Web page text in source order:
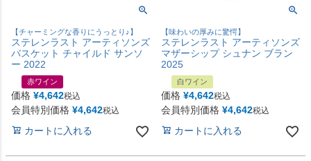
【チャーミングな香りにうっとり♪】
ステレンラスト アーティソンズ
バスケット チャイルド サンソ
ー 2022
赤ワイン
価格 ¥4,642税込
会員特別価格 ¥4,642税込
カートに入れる
【味わいの厚みに驚愕】
ステレンラスト アーティソンズ
マザーシップ シュナン ブラン
2025
白ワイン
価格 ¥4,642税込
会員特別価格 ¥4,642税込
カートに入れる